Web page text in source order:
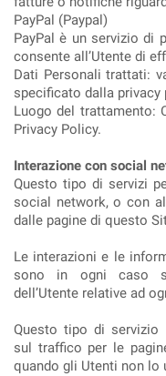
PayPal (Paypal)
PayPal è un servizio di
consente all’Utente di
Dati Personali trattati:
specificato dalla privacy
Luogo del trattamento:
Privacy Policy.
Interazione con social
Questo tipo di servizi
social network, o con
dalle pagine di questo
Le interazioni e le
sono in ogni caso
dell’Utente relative ad
Questo tipo di servizio
sul traffico per le
quando gli Utenti non lo